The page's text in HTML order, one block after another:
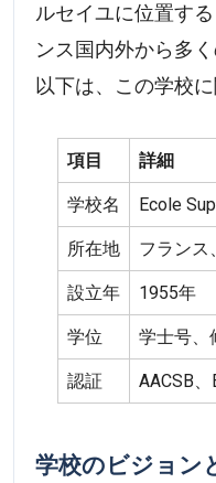
ルセイユに位置す
ンス国内外から多
以下は、この学校
項目 詳細
学校名 Ecole
所在地 フランス
設立年 1955年
学位 学士号、
認証 AACSB
学校のビジョン